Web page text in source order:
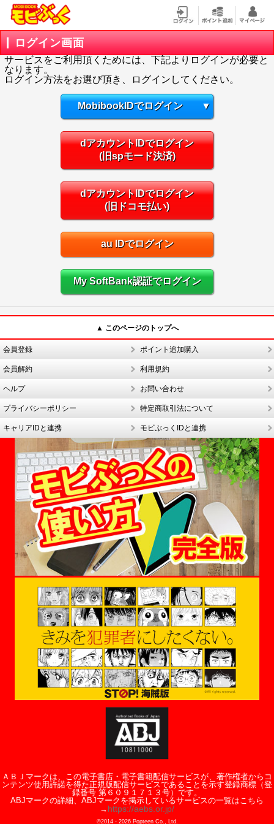
ログイン画面
サービスをご利用頂くためには、下記よりログインが必要と
なります。
ログイン方法をお選び頂き、ログインしてください。
MobibookIDでログイン ▼
dアカウントIDでログイン
(旧spモード決済)
dアカウントIDでログイン
(旧ドコモ払い)
au IDでログイン
My SoftBank認証でログイン
▲ このページのトップへ
会員登録 ポイント追加購入
会員解約 利用規約
ヘルプ お問い合わせ
プライバシーポリシー 特定商取引法について
キャリアIDと連携 モビぶっくIDと連携
ＡＢＪマークは、この電子書店・電子書籍配信サービスが、著作権者からコ
ンテンツ使用許諾を得た正規版配信サービスであることを示す登録商標（登
録番号 第６０９１７１３号）です。
ABJマークの詳細、ABJマークを掲示しているサービスの一覧はこちら
→ https://aebs.or.jp/
©2014 - 2026Popteen Co., Ltd.